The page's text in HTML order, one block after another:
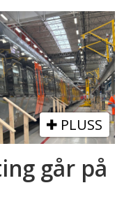
PLUSS
går på